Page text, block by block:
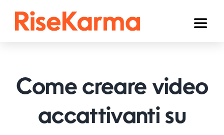
Toggle
TikTok
YouTube
Come creare video
accattivanti su